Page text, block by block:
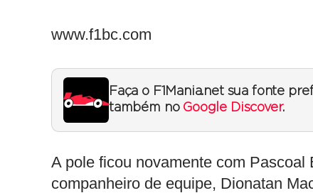
www.f1bc.com
Faça o F1Mania.net sua fonte
também no Google Discover.
A pole ficou novamente com
companheiro de equipe, Dionatan